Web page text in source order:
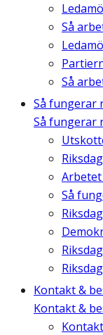
Så
Så
Så fungerar
Så fungerar
Så
Kontakt &
Kontakt &
Kontakt